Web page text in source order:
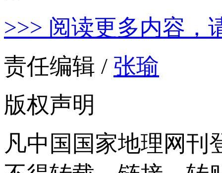
>>> 阅读更多内容，
责任编辑 / 张瑜
版权声明
凡中国国家地理网刊